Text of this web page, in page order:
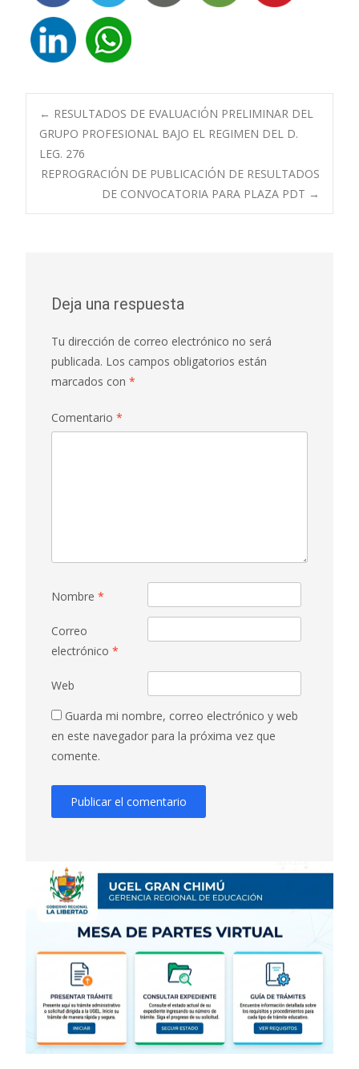
Navegación
de
entradas
← RESULTADOS DE EVALUACIÓN PRELIMINAR DEL
GRUPO PROFESIONAL BAJO EL REGIMEN DEL D.
LEG. 276
REPROGRACIÓN DE PUBLICACIÓN DE RESULTADOS
DE CONVOCATORIA PARA PLAZA PDT →
Deja una respuesta
Tu dirección de correo electrónico no será
publicada. Los campos obligatorios están
marcados con *
Comentario *
Nombre *
Correo
electrónico *
Web
Guarda mi nombre, correo electrónico y web
en este navegador para la próxima vez que
comente.